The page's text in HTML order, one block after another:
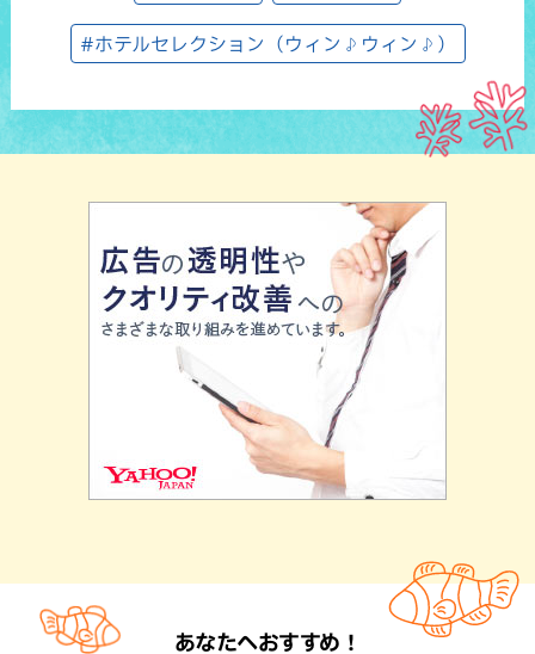
#ホテルセレクション（ウィン♪ウィン♪）
あなたへおすすめ！